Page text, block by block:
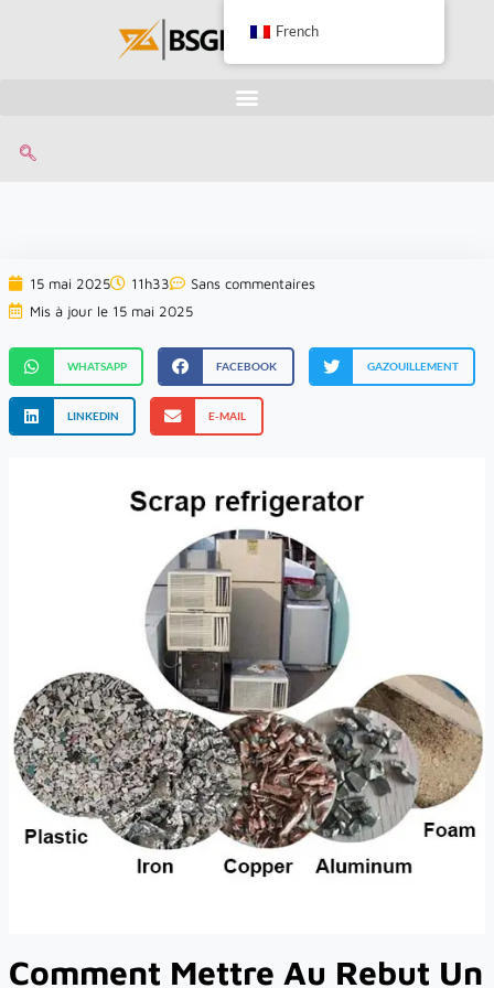
15 mai 2025 11h33
Sans commentaires
Mis à jour le 15 mai 2025
WHATSAPP FACEBOOK GAZOUILLEMENT
LINKEDIN E-MAIL
Comment Mettre Au Rebut Un
French